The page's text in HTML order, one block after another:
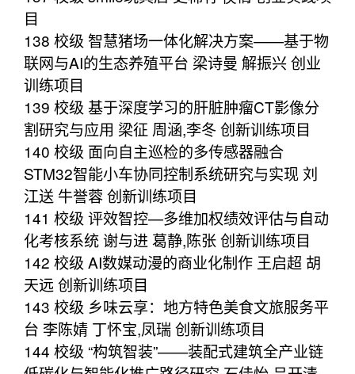
目
138 校级 智慧猪场一体化解决方案——基于物
联网与AI的生态养殖平台 梁诗曼 解振兴 创业
训练项目
139 校级 基于深度学习的肝脏肿瘤CT影像分
割研究与应用 梁征 周涵,李冬 创新训练项目
140 校级 面向自主巡检的多传感器融合
STM32智能小车协同控制系统研究与实现 刘
江送 牛誉蓉 创新训练项目
141 校级 评效智控—多维加权绩效评估与自动
化考核系统 谢与进 葛静,陈张 创新训练项目
142 校级 AI数媒动漫的商业化制作 王启超 胡
天远 创新训练项目
143 校级 乡味云享：地方特色美食文旅服务平
台 李陈婧 丁怀宝,凤瑞 创新训练项目
144 校级 “构筑智装”——装配式建筑全产业链